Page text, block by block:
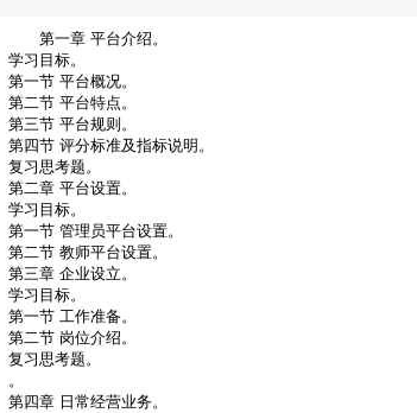
第一章 平台介绍。
学习目标。
第一节 平台概况。
第二节 平台特点。
第三节 平台规则。
第四节 评分标准及指标说明。
复习思考题。
第二章 平台设置。
学习目标。
第一节 管理员平台设置。
第二节 教师平台设置。
第三章 企业设立。
学习目标。
第一节 工作准备。
第二节 岗位介绍。
复习思考题。
。
第四章 日常经营业务。